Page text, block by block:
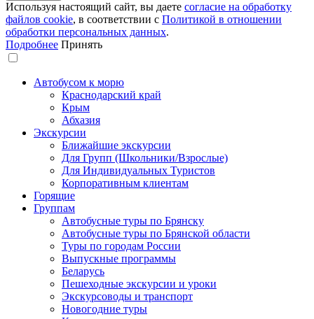
Используя настоящий сайт, вы даете согласие на обработку
файлов сookie, в соответствии с Политикой в отношении
обработки персональных данных.
Подробнее Принять
Автобусом к морю
Краснодарский край
Крым
Абхазия
Экскурсии
Ближайшие экскурсии
Для Групп (Школьники/Взрослые)
Для Индивидуальных Туристов
Корпоративным клиентам
Горящие
Группам
Автобусные туры по Брянску
Автобусные туры по Брянской области
Туры по городам России
Выпускные программы
Беларусь
Пешеходные экскурсии и уроки
Экскурсоводы и транспорт
Новогодние туры